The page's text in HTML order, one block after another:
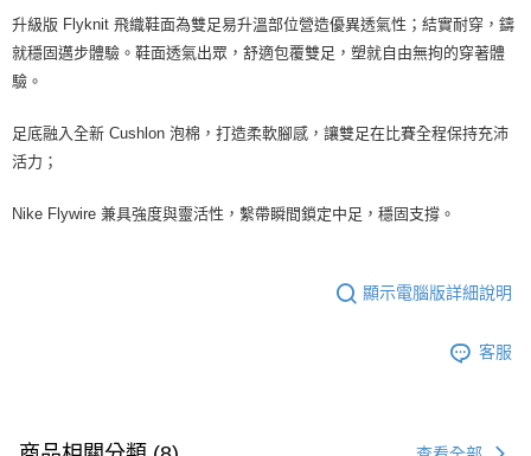
升級版 Flyknit 飛織鞋面為雙足易升溫部位營造優異透氣性；結實耐穿，鑄
就穩固邁步體驗。鞋面透氣出眾，舒適包覆雙足，塑就自由無拘的穿著體
驗。
足底融入全新 Cushlon 泡棉，打造柔軟腳感，讓雙足在比賽全程保持充沛
活力；
Nike Flywire 兼具強度與靈活性，繫帶瞬間鎖定中足，穩固支撐。
顯示電腦版詳細說明
客服